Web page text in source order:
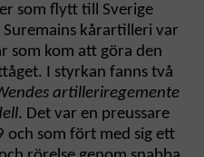
som flytt till Sverige
kårartilleri var
som kom att göra den
I styrkan fanns två
artilleriregemente
. Det var en preussare
och som fört med sig ett